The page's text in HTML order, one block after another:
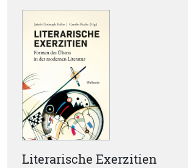
Literarische Exerzitien